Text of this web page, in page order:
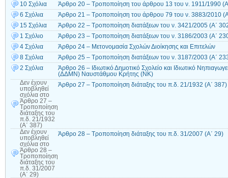
10 Σχόλια
Άρθρο 20 – Τροποποίηση του άρθρου 13 του ν. 1911/1990
6 Σχόλια
Άρθρο 21 – Τροποποίηση του άρθρου 79 του ν. 3883/2010
15 Σχόλια
Άρθρο 22 – Τροποποίηση διατάξεων του ν. 3421/2005 (Α΄
1 Σχόλιο
Άρθρο 23 – Τροποποίηση διατάξεων του ν. 3186/2003 (Α΄
4 Σχόλια
Άρθρο 24 – Μετονομασία Σχολών Διοίκησης και Επιτελών
8 Σχόλια
Άρθρο 25 – Τροποποίηση διατάξεων του ν. 3187/2003 (Α΄
2 Σχόλια
Άρθρο 26 – Ιδιωτικό Δημοτικό Σχολείο και Ιδιωτικό
(ΔΔΜΝ) Ναυστάθμου Κρήτης (ΝΚ)
Δεν έχουν
υποβληθεί
σχόλια στο
Άρθρο 27 –
Τροποποίηση
διάταξης του
π.δ. 21/1932
(Α΄ 387)
Άρθρο 27 – Τροποποίηση διάταξης του π.δ. 21/1932 (Α΄ 387)
Δεν έχουν
υποβληθεί
σχόλια στο
Άρθρο 28 –
Τροποποίηση
διάταξης του
π.δ. 31/2007
(Α΄ 29)
Άρθρο 28 – Τροποποίηση διάταξης του π.δ. 31/2007 (Α΄ 29)